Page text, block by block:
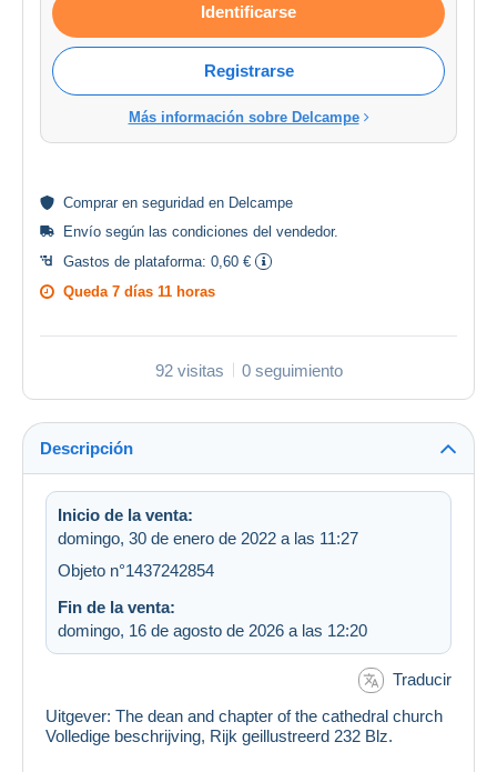
Identificarse
Registrarse
Más información sobre Delcampe
Comprar en seguridad en Delcampe
Envío según las condiciones del vendedor.
Gastos de plataforma: 0,60 €
Queda 7 días 11 horas
92 visitas 0 seguimiento
Descripción
Inicio de la venta:
domingo, 30 de enero de 2022 a las 11:27
Objeto n°1437242854
Fin de la venta:
domingo, 16 de agosto de 2026 a las 12:20
Traducir
Uitgever: The dean and chapter of the cathedral church
Volledige beschrijving, Rijk geillustreerd 232 Blz.